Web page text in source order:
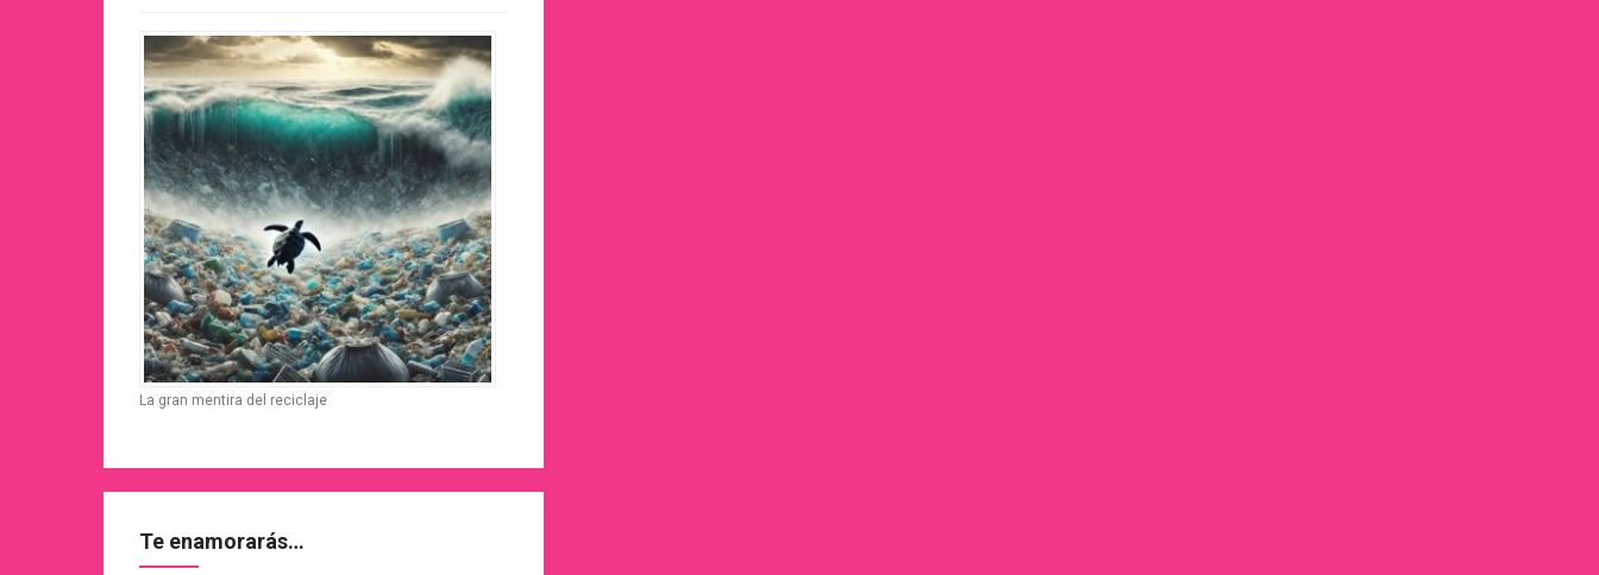
La gran mentira del reciclaje
Te enamorarás…